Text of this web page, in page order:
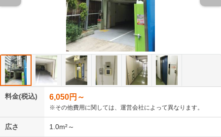
料金(税込) 6,050円～
※その他費用に関しては、運営会社によって異なります。
広さ 1.0m²～